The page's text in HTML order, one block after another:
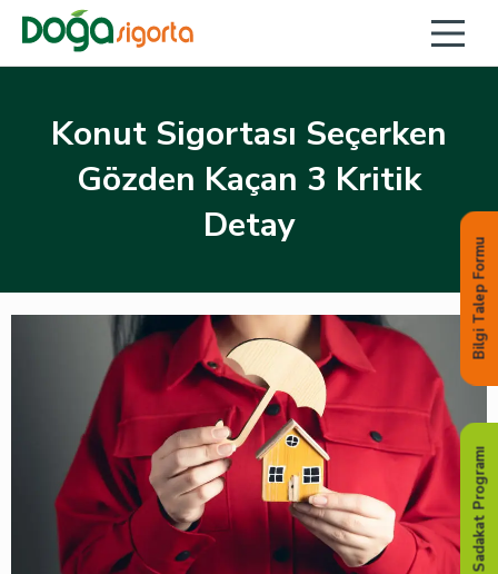
Konut Sigortası Seçerken
Gözden Kaçan 3 Kritik
Detay
Bilgi Talep Formu
Sadakat Programı